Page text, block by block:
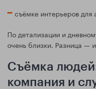
съёмке интерьеров для
По детализации и
очень близки. Разница —
Съёмка
компания и